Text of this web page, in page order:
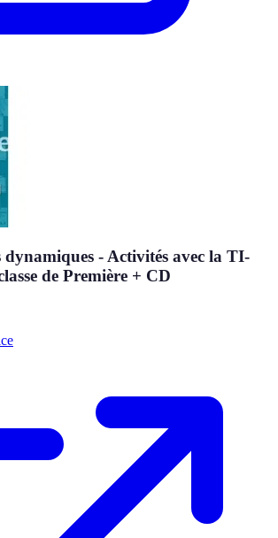
- Activités avec la TI-
de Première + CD